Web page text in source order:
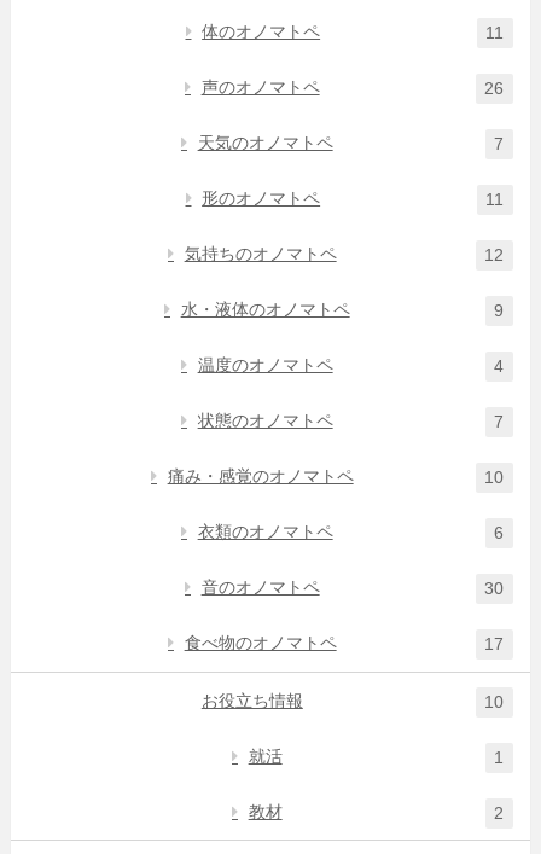
体のオノマトペ 11
声のオノマトペ 26
天気のオノマトペ 7
形のオノマトペ 11
気持ちのオノマトペ 12
水・液体のオノマトペ 9
温度のオノマトペ 4
状態のオノマトペ 7
痛み・感覚のオノマトペ 10
衣類のオノマトペ 6
音のオノマトペ 30
食べ物のオノマトペ 17
お役立ち情報 10
就活 1
教材 2